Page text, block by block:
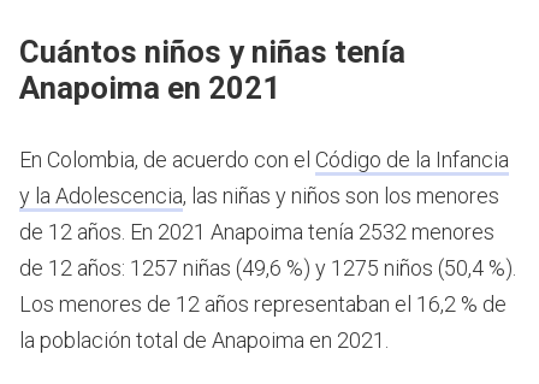
Cuántos niños y niñas tenía
Anapoima en 2021
En Colombia, de acuerdo con el Código de la Infancia
y la Adolescencia, las niñas y niños son los menores
de 12 años. En 2021 Anapoima tenía 2532 menores
de 12 años: 1257 niñas (49,6 %) y 1275 niños (50,4 %).
Los menores de 12 años representaban el 16,2 % de
la población total de Anapoima en 2021.